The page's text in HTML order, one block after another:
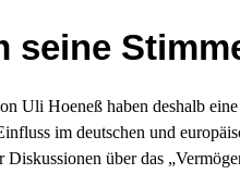
seine
Uli Hoeneß haben deshalb
im deutschen und
Diskussionen über das